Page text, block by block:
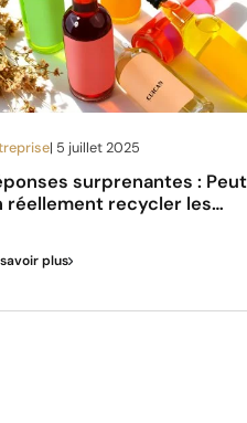
| 5 juillet 2025
surprenantes :
réellement recycler les
plus